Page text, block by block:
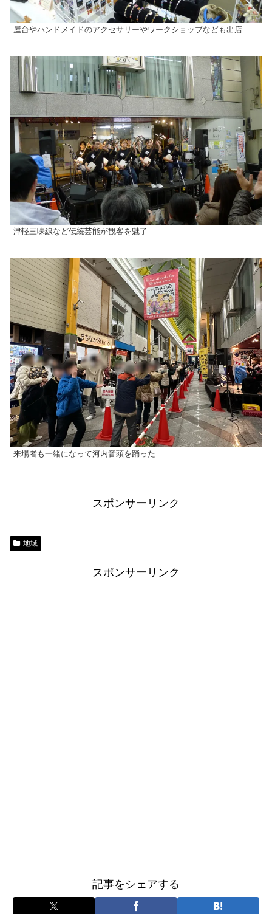
屋台やハンドメイドのアクセサリーやワークショップなども出店
津軽三味線など伝統芸能が観客を魅了
来場者も一緒になって河内音頭を踊った
スポンサーリンク
地域
スポンサーリンク
記事をシェアする